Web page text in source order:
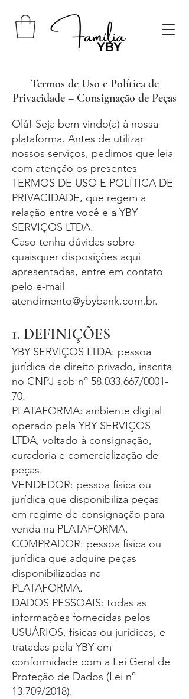
Termos de Uso e Política de
Privacidade – Consignação de Peças
Olá! Seja bem-vindo(a) à nossa
plataforma. Antes de utilizar
nossos serviços, pedimos que leia
com atenção os presentes
TERMOS DE USO E POLÍTICA DE
PRIVACIDADE, que regem a
relação entre você e a YBY
SERVIÇOS LTDA.
Caso tenha dúvidas sobre
quaisquer disposições aqui
apresentadas, entre em contato
pelo e-mail
atendimento@ybybank.com.br.
1. DEFINIÇÕES
YBY SERVIÇOS LTDA: pessoa
jurídica de direito privado, inscrita
no CNPJ sob nº 58.033.667/0001-
70.
PLATAFORMA: ambiente digital
operado pela YBY SERVIÇOS
LTDA, voltado à consignação,
curadoria e comercialização de
peças.
VENDEDOR: pessoa física ou
jurídica que disponibiliza peças
em regime de consignação para
venda na PLATAFORMA.
COMPRADOR: pessoa física ou
jurídica que adquire peças
disponibilizadas na
PLATAFORMA.
DADOS PESSOAIS: todas as
informações fornecidas pelos
USUÁRIOS, físicas ou jurídicas, e
tratadas pela YBY em
conformidade com a Lei Geral de
Proteção de Dados (Lei nº
13.709/2018).